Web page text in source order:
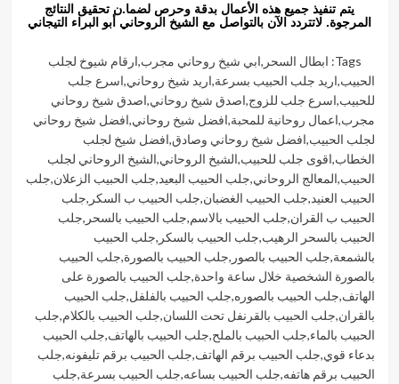
يتم تنفيذ جميع هذه الأعمال بدقة وحرص لضما.ن تحقيق النتائج
المرجوة. لاتتردد الآن بالتواصل مع الشيخ الروحاني أبو البراء التيجاني
Tags: ابطال السحر ,ابي شيخ روحاني مجرب,ارقام شيوخ لجلب
الحبيب,اريد جلب الحبيب بسرعة,اريد شيخ روحاني,اسرع جلب
للحبيب,اسرع جلب للزوج,اصدق شيخ روحاني,اصدق شيخ روحاني
مجرب,اعمال روحانية للمحبة,افضل شيخ روحاني,افضل شيخ روحاني
لجلب الحبيب,افضل شيخ روحاني وصادق,افضل شيخ لجلب
الخطاب,اقوى جلب للحبيب,الشيخ الروحاني,الشيخ الروحاني لجلب
الحبيب,المعالج الروحاني,جلب الحبيب البعيد,جلب الحبيب الزعلان,جلب
الحبيب العنيد,جلب الحبيب الغضبان,جلب الحبيب ب السكر ,جلب
الحبيب ب القران,جلب الحبيب بالاسم,جلب الحبيب بالسحر ,جلب
الحبيب بالسحر الرهيب,جلب الحبيب بالسكر ,جلب الحبيب
بالشمعة,جلب الحبيب بالصور ,جلب الحبيب بالصورة,جلب الحبيب
بالصورة الشخصية خلال ساعة واحدة,جلب الحبيب بالصورة على
الهاتف,جلب الحبيب بالصوره,جلب الحبيب بالفلفل,جلب الحبيب
بالقران,جلب الحبيب بالقرنفل تحت اللسان,جلب الحبيب بالكلام,جلب
الحبيب بالماء,جلب الحبيب بالملح,جلب الحبيب بالهاتف,جلب الحبيب
بدعاء قوي,جلب الحبيب برقم الهاتف,جلب الحبيب برقم تليفونه,جلب
الحبيب برقم هاتفه,جلب الحبيب بساعه,جلب الحبيب بسرعة,جلب